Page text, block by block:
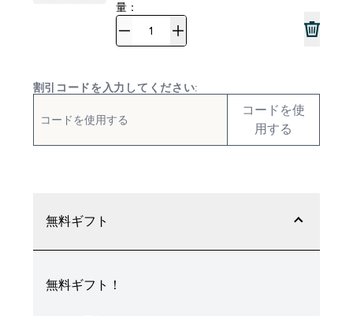
量：
割引コードを入力してください:
コードを使
用する
無料ギフト
無料ギフト！